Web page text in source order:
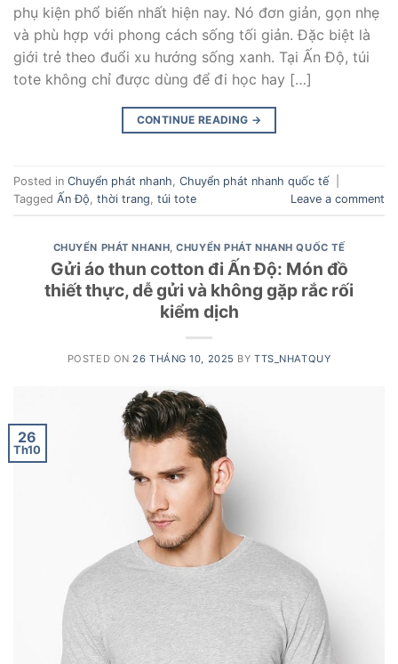
phụ kiện phổ biến nhất hiện nay. Nó đơn giản, gọn nhẹ
và phù hợp với phong cách sống tối giản. Đặc biệt là
giới trẻ theo đuổi xu hướng sống xanh. Tại Ấn Độ, túi
tote không chỉ được dùng để đi học hay […]
CONTINUE READING →
Posted in Chuyển phát nhanh Chuyển phát nhanh quốc tế
Tagged Ấn Độ thời trang túi tote Leave a comment
CHUYỂN PHÁT NHANH,CHUYỂN PHÁT NHANH QUỐC TẾ
Gửi áo thun cotton đi Ấn Độ: Món đồ
thiết thực, dễ gửi và không gặp rắc rối
kiểm dịch
POSTED ON26 THÁNG 10, 2025 BYTTS_NHATQUY
26
Th10